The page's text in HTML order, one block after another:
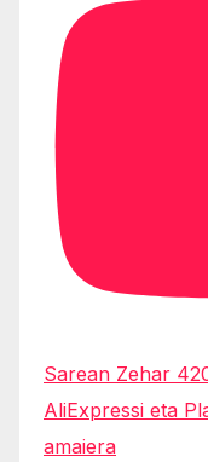
Sarean Zehar
AliExpressi eta
amaiera